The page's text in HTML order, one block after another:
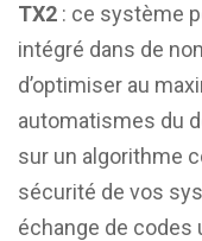
TX2 : ce système
intégré dans de
d’optimiser au
automatismes du
sur un algorithme
sécurité de vos
échange de codes